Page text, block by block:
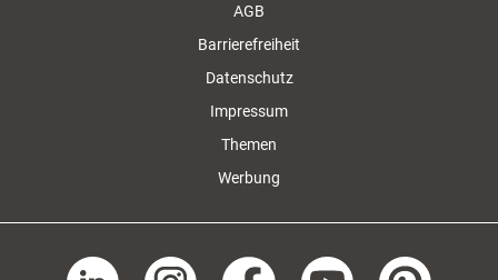
AGB
Barrierefreiheit
Datenschutz
Impressum
Themen
Werbung